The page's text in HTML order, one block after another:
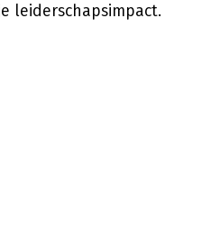
leiderschapsimpact.